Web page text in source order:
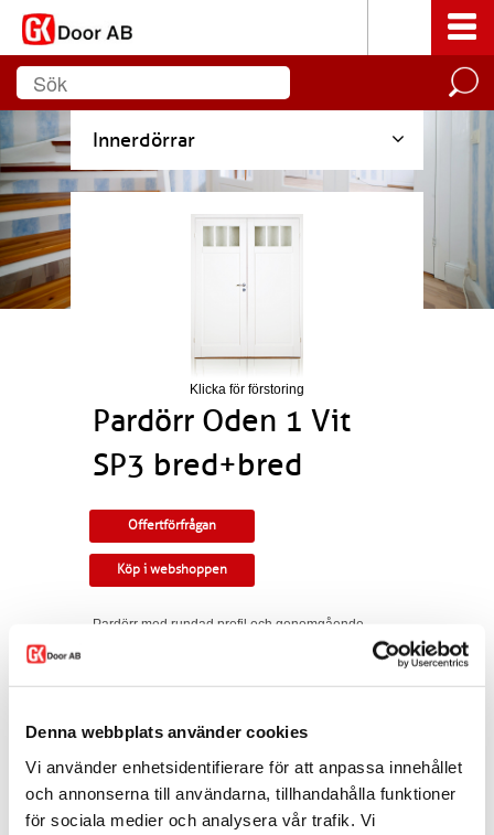
Denna webbplats använder cookies
Vi använder enhetsidentifierare för att anpassa innehållet
och annonserna till användarna, tillhandahålla funktioner
för sociala medier och analysera vår trafik. Vi
Innerdörrar
Klicka för förstoring
Pardörr Oden 1 Vit
SP3 bred+bred
Offertförfrågan
Köp i webshoppen
Pardörr med rundad profil och genomgående
låskista, slutbleck och kantregel. Kan modifieras
till gammal standard, tappbärande gångjärn,
valfri kulör, egna idéer. Modellen finns som
enkeldörr, pardörr i lika eller olika delning,
skjutdörr samt parskjutdörr.